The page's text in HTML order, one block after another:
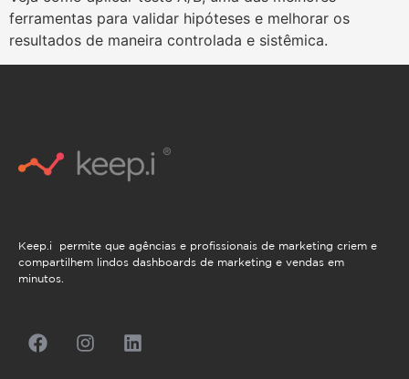
ferramentas para validar hipóteses e melhorar os
resultados de maneira controlada e sistêmica.
Keep.i permite que agências e profissionais de marketing criem e
compartilhem lindos dashboards de marketing e vendas em
minutos.